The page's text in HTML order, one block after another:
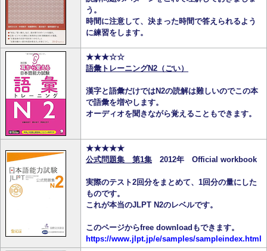
う。
時間に注意して、決まった時間で答えられるよう
に練習をします。
★★★☆☆
語彙トレーニングN2（ごい）
漢字と語彙だけではN2の読解は難しいのでこの本
で語彙を増やします。
オーディオを聞きながら覚えることもできます。
★★★★★
公式問題集 第1集 2012年 Official workbook
実際のテスト2回分をまとめて、1回分の量にした
ものです。
これが本当のJLPT N2のレベルです。
このページからfree downloadもできます。
https://www.jlpt.jp/e/samples/sampleindex.html